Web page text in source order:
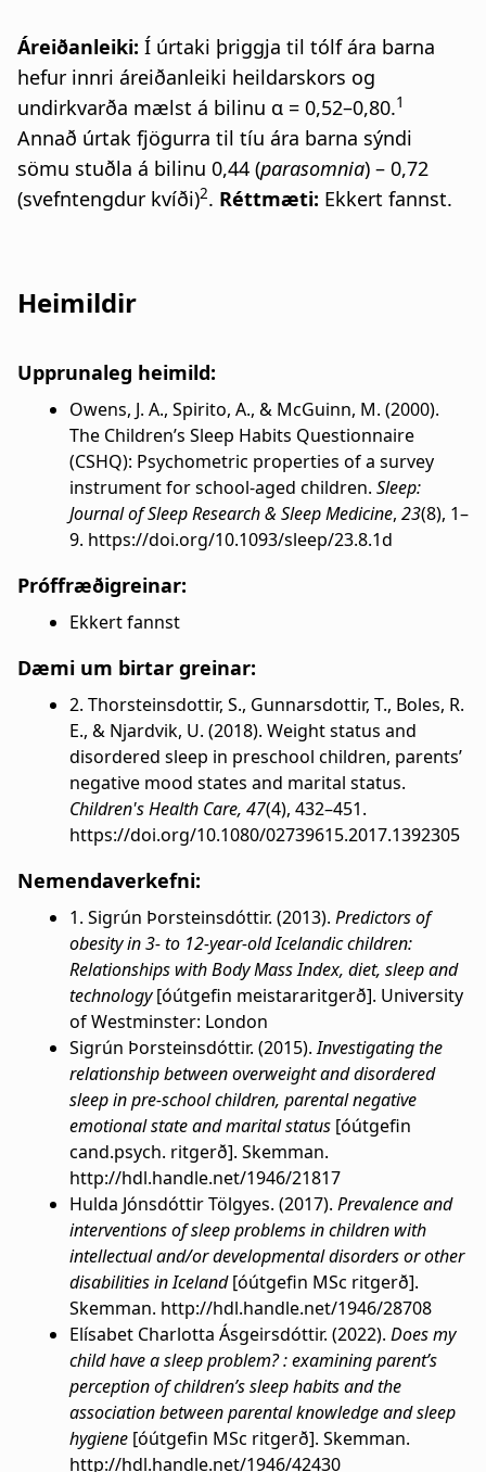
Áreiðanleiki: Í úrtaki þriggja til tólf ára barna
hefur innri áreiðanleiki heildarskors og
undirkvarða mælst á bilinu α = 0,52–0,80.1
Annað úrtak fjögurra til tíu ára barna sýndi
sömu stuðla á bilinu 0,44 (parasomnia) – 0,72
(svefntengdur kvíði)2. Réttmæti: Ekkert fannst.
Heimildir
Upprunaleg heimild:
Owens, J. A., Spirito, A., & McGuinn, M. (2000).
The Children’s Sleep Habits Questionnaire
(CSHQ): Psychometric properties of a survey
instrument for school-aged children. Sleep:
Journal of Sleep Research & Sleep Medicine, 23(8), 1–
9. https://doi.org/10.1093/sleep/23.8.1d
Próffræðigreinar:
Ekkert fannst
Dæmi um birtar greinar:
2. Thorsteinsdottir, S., Gunnarsdottir, T., Boles, R.
E., & Njardvik, U. (2018). Weight status and
disordered sleep in preschool children, parents’
negative mood states and marital status.
Children's Health Care, 47(4), 432–451.
https://doi.org/10.1080/02739615.2017.1392305
Nemendaverkefni:
1. Sigrún Þorsteinsdóttir. (2013). Predictors of
obesity in 3- to 12-year-old Icelandic children:
Relationships with Body Mass Index, diet, sleep and
technology[óútgefin meistararitgerð]. University
of Westminster: London
Sigrún Þorsteinsdóttir. (2015).Investigating the
relationship between overweight and disordered
sleep in pre-school children, parental negative
emotional state and marital status [óútgefin
cand.psych. ritgerð]. Skemman.
http://hdl.handle.net/1946/21817
Hulda Jónsdóttir Tölgyes. (2017). Prevalence and
interventions of sleep problems in children with
intellectual and/or developmental disorders or other
disabilities in Iceland[óútgefin MSc ritgerð].
Skemman. http://hdl.handle.net/1946/28708
Elísabet Charlotta Ásgeirsdóttir. (2022). Does my
child have a sleep problem? : examining parent’s
perception of children’s sleep habits and the
association between parental knowledge and sleep
hygiene [óútgefin MSc ritgerð]. Skemman.
http://hdl.handle.net/1946/42430